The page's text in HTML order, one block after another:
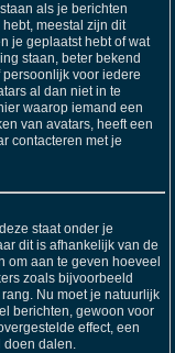
als je berichten
meestal zijn dit
je geplaatst hebt of wat
staan, beter bekend
voor iedere
al dan niet in te
waarop iemand een
van avatars, heeft een
contacteren met je
staat onder je
dit is afhankelijk van de
om aan te geven hoeveel
zoals bijvoorbeeld
Nu moet je natuurlijk
berichten, gewoon voor
effect, een
doen dalen.